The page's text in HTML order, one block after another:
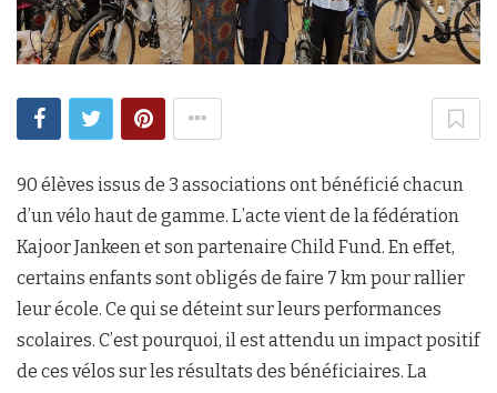
90 élèves issus de 3 associations ont bénéficié chacun
d’un vélo haut de gamme. L’acte vient de la fédération
Kajoor Jankeen et son partenaire Child Fund. En effet,
certains enfants sont obligés de faire 7 km pour rallier
leur école. Ce qui se déteint sur leurs performances
scolaires. C’est pourquoi, il est attendu un impact positif
de ces vélos sur les résultats des bénéficiaires. La